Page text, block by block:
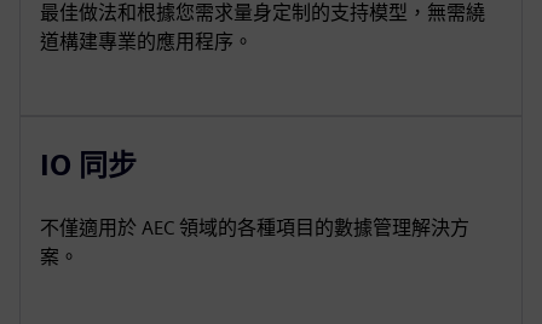
最佳做法和根據您需求量身定制的支持模型，無需繞
道構建專業的應用程序。
IO 同步
不僅適用於 AEC 領域的各種項目的數據管理解決方
案。